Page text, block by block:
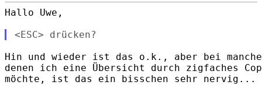
Hallo Uwe,
Hin und wieder ist das o.k., aber bei
denen ich eine Übersicht durch zigfaches
möchte, ist das ein bisschen sehr nervig...